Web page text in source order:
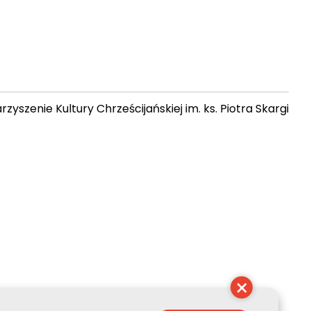
Kultury Chrześcijańskiej im. ks. Piotra Skargi
×